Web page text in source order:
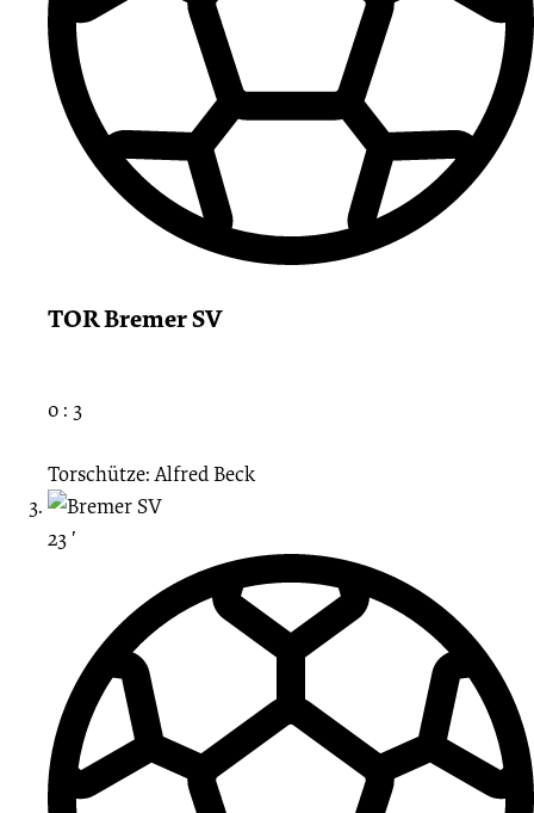
TOR Bremer SV
0 : 3
Torschütze: Alfred Beck
23 ′